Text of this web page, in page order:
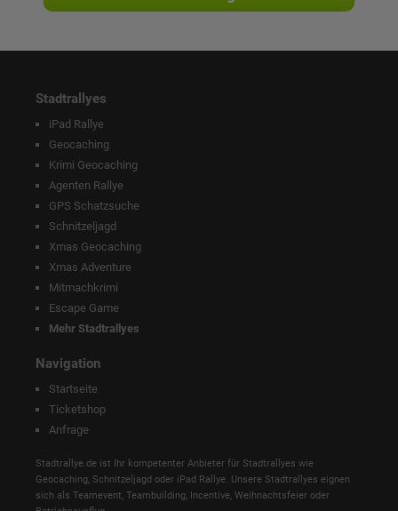
Stadtrallyes
iPad Rallye
Geocaching
Krimi Geocaching
Agenten Rallye
GPS Schatzsuche
Schnitzeljagd
Xmas Geocaching
Xmas Adventure
Mitmachkrimi
Escape Game
Mehr Stadtrallyes
Navigation
Startseite
Ticketshop
Anfrage
Stadtrallye.de ist Ihr kompetenter Anbieter für Stadtrallyes wie
Geocaching, Schnitzeljagd oder iPad Rallye. Unsere Stadtrallyes eignen
sich als Teamevent, Teambuilding, Incentive, Weihnachtsfeier oder